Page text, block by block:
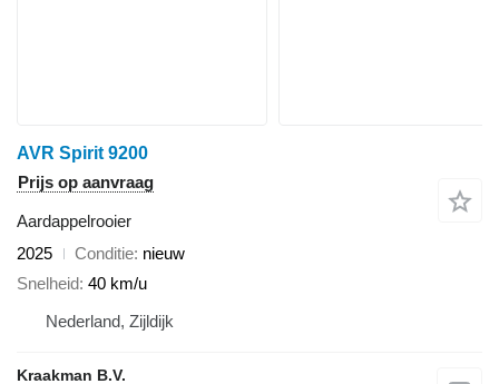
AVR Spirit 9200
Prijs op aanvraag
Aardappelrooier
2025
Conditie nieuw
Snelheid 40 km/u
Nederland, Zijldijk
Kraakman B.V.